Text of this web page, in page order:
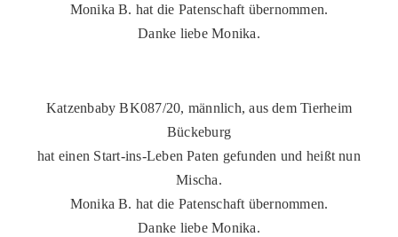
Monika B. hat die Patenschaft übernommen.
Danke liebe Monika.
Katzenbaby BK087/20, männlich, aus dem Tierheim
Bückeburg
hat einen Start-ins-Leben Paten gefunden und heißt nun
Mischa.
Monika B. hat die Patenschaft übernommen.
Danke liebe Monika.